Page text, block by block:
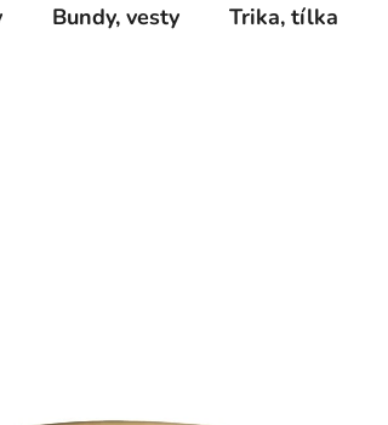
Bundy, vesty Trika, tílka